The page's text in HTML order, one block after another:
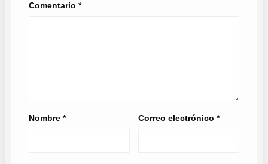
Comentario *
Nombre * Correo electrónico*